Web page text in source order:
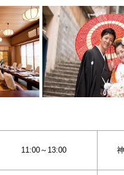
11:00～13:00